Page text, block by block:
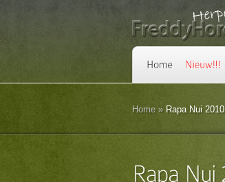
Home » Rapa Nui 2010